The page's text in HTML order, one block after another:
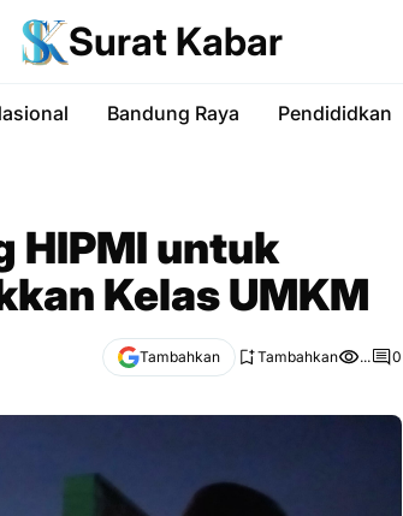
Surat Kabar
Bandung Raya Pendididkan
HIPMI untuk
Kelas UMKM
Tambahkan Tambahkan ... 0